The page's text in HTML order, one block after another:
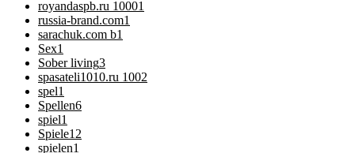
royandaspb.ru 10001
russia-brand.com1
sarachuk.com b1
Sex1
Sober living3
spasateli1010.ru 1002
spel1
Spellen6
spiel1
Spiele12
spielen1